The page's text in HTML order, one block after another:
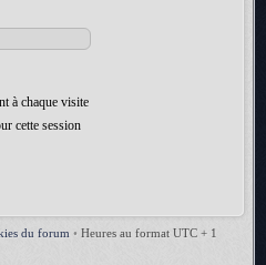
à chaque visite
cette session
du forum • Heures au format UTC + 1